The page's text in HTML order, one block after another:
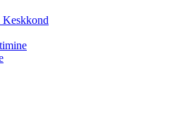
Keskkond